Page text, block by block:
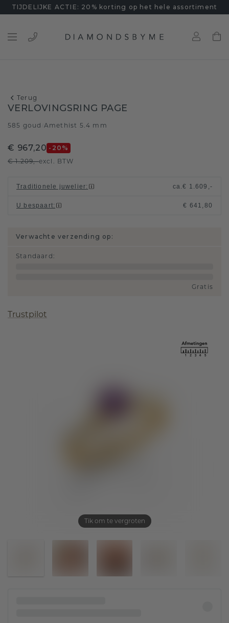
TIJDELIJKE ACTIE: 20% korting op het hele assortiment
Terug
Tik om te vergroten
VERLOVINGSRING PAGE
585 goud Amethist 5.4 mm
€ 967,20 -20 %
€ 1.209,-excl. BTW
Traditionele juwelier: ca.€ 1.609,-
U bespaart: € 641,80
Verwachte verzending op:
Standaard :
Gratis
Trustpilot